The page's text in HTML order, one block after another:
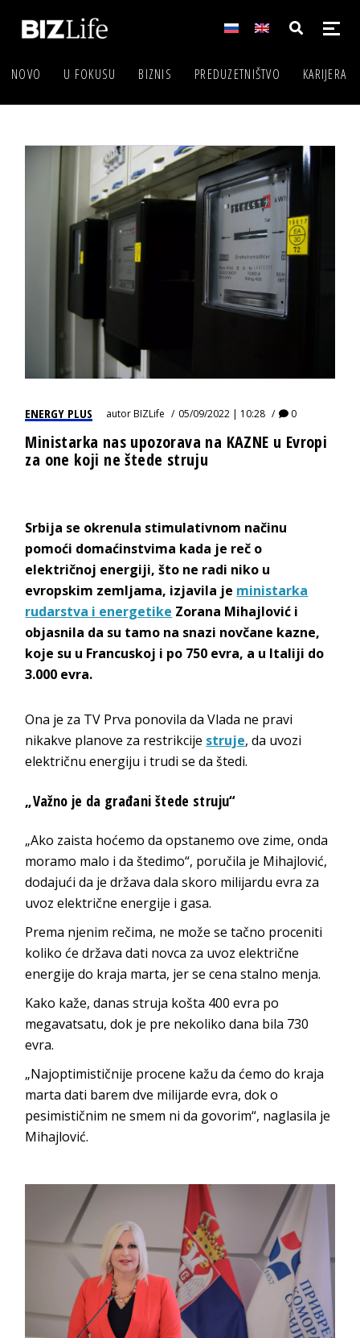
NOVO U FOKUSU BIZNIS PREDUZETNIŠTVO KARIJERA
ENERGY PLUS autorBIZLife 05/09/2022 | 10:28 0
Ministarka nas upozorava na KAZNE u Evropi
za one koji ne štede struju
Srbija se okrenula stimulativnom načinu
pomoći domaćinstvima kada je reč o
električnoj energiji, što ne radi niko u
evropskim zemljama, izjavila je ministarka
rudarstva i energetike Zorana Mihajlović i
objasnila da su tamo na snazi novčane kazne,
koje su u Francuskoj i po 750 evra, a u Italiji do
3.000 evra.
Ona je za TV Prva ponovila da Vlada ne pravi
nikakve planove za restrikcije struje, da uvozi
električnu energiju i trudi se da štedi.
„Važno je da građani štede struju“
„Ako zaista hoćemo da opstanemo ove zime, onda
moramo malo i da štedimo“, poručila je Mihajlović,
dodajući da je država dala skoro milijardu evra za
uvoz električne energije i gasa.
Prema njenim rečima, ne može se tačno proceniti
koliko će država dati novca za uvoz električne
energije do kraja marta, jer se cena stalno menja.
Kako kaže, danas struja košta 400 evra po
megavatsatu, dok je pre nekoliko dana bila 730
evra.
„Najoptimističnije procene kažu da ćemo do kraja
marta dati barem dve milijarde evra, dok o
pesimističnim ne smem ni da govorim“, naglasila je
Mihajlović.